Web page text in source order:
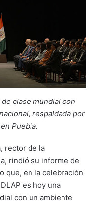
clase mundial con
respaldada por
Puebla.
rector de la
rindió su informe de
que, en la celebración
es hoy una
con un ambiente